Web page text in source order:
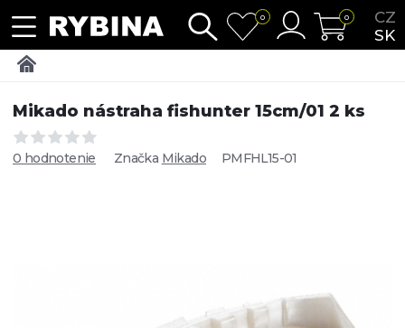
CZ
SK
0 0
Mikado nástraha fishunter 15cm/01 2 ks
0 hodnotenie Značka Mikado PMFHL15-01